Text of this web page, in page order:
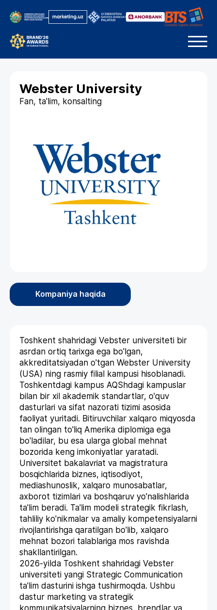
Webster University
Fan, ta'lim, konsalting
Kompaniya haqida
Toshkent shahridagi Vebster universiteti bir
asrdan ortiq tarixga ega bo'lgan,
akkreditatsiyadan o'tgan Webster University
(USA) ning rasmiy filial kampusi hisoblanadi.
Toshkentdagi kampus AQShdagi kampuslar
bilan bir xil akademik standartlar, o'quv
dasturlari va sifat nazorati tizimi asosida
faoliyat yuritadi. Bitiruvchilar xalqaro miqyosda
tan olingan to'liq Amerika diplomiga ega
bo'ladilar, bu esa ularga global mehnat
bozorida keng imkoniyatlar yaratadi.
Universitet bakalavriat va magistratura
bosqichlarida biznes, iqtisodiyot,
mediashunoslik, xalqaro munosabatlar,
axborot tizimlari va boshqaruv yo'nalishlarida
ta'lim beradi. Ta'lim modeli strategik fikrlash,
tahliliy ko'nikmalar va amaliy kompetensiyalarni
rivojlantirishga qaratilgan bo'lib, xalqaro
mehnat bozori talablariga mos ravishda
shakllantirilgan.
2026-yilda Toshkent shahridagi Vebster
universiteti yangi Strategic Communication
ta'lim dasturini ishga tushirmoqda. Ushbu
dastur marketing va strategik